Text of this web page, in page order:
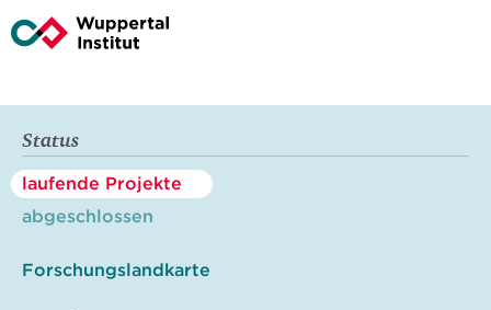
Status
laufende Projekte
abgeschlossen
Forschungslandkarte